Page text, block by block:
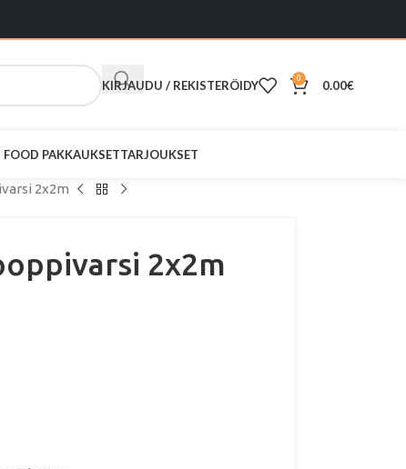
KIRJAUDU / REKISTERÖIDY 0 0.00€
FOOD PAKKAUKSETTARJOUKSET
2x2m
2x2m